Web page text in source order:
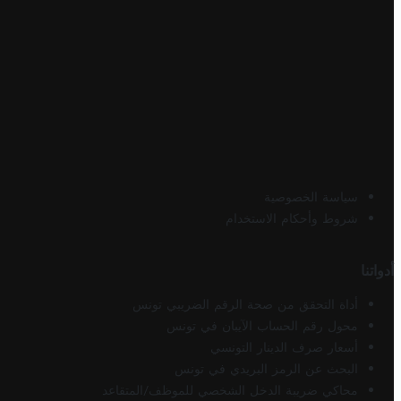
سياسة الخصوصية
شروط وأحكام الاستخدام
أدواتنا
أداة التحقق من صحة الرقم الضريبي تونس
محول رقم الحساب الآيبان في تونس
أسعار صرف الدينار التونسي
البحث عن الرمز البريدي في تونس
محاكي ضريبة الدخل الشخصي للموظف/المتقاعد